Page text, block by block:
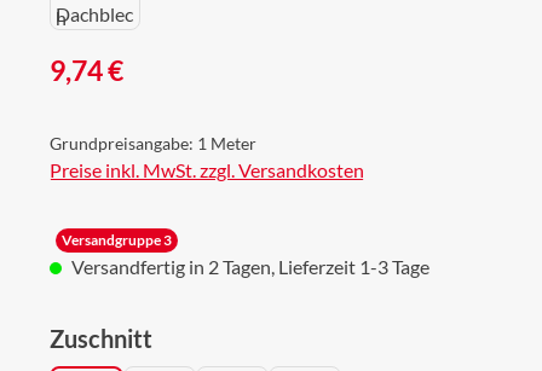
Regulärer Preis:
9,74 €
Grundpreisangabe: 1 Meter
Preise inkl. MwSt. zzgl. Versandkosten
Versandgruppe 3
Versandfertig in 2 Tagen, Lieferzeit 1-3 Tage
Zuschnitt